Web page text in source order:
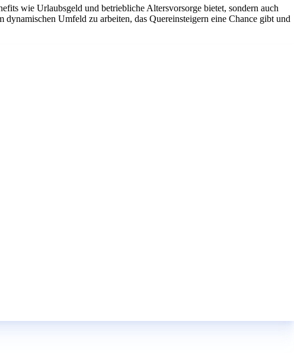
wie Urlaubsgeld und betriebliche Altersvorsorge bietet, sondern auch
Umfeld zu arbeiten, das Quereinsteigern eine Chance gibt und